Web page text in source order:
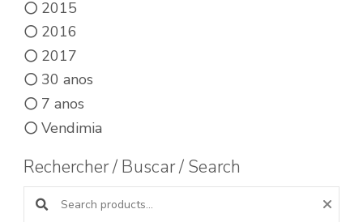
2015
2016
2017
30 anos
7 anos
Vendimia
Rechercher / Buscar / Search
Buscar productos: